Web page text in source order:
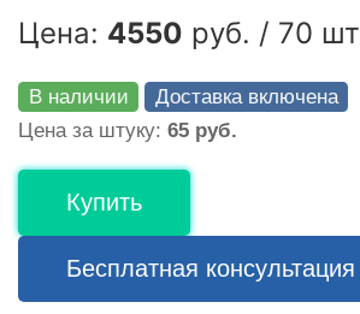
Цена: 4550 руб. / 70 шт
В наличии
Доставка включена
Цена за штуку: 65 руб.
Купить
Бесплатная консультация